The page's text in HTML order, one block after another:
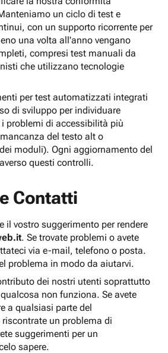
un ciclo di test e
con un supporto ricorrente per
una volta all'anno vengano
compresi test manuali da
che utilizzano tecnologie
per test automatizzati integrati
di sviluppo per individuare
problemi di accessibilità più
del testo alt o
moduli). Ogni aggiornamento del
questi controlli.
Contatti
il vostro suggerimento per rendere
. Se trovate problemi o avete
via e-mail, telefono o posta.
problema in modo da aiutarvi.
dei nostri utenti soprattutto
non funziona. Se avete
a qualsiasi parte del
riscontrate un problema di
suggerimenti per un
sapere.